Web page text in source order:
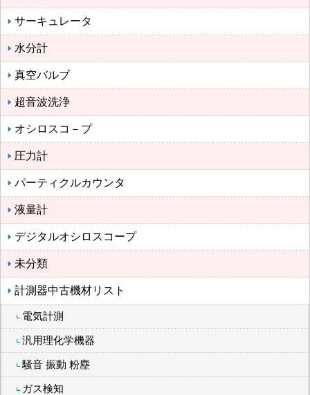
サーキュレータ
水分計
真空バルブ
超音波洗浄
オシロスコ－プ
圧力計
パーティクルカウンタ
液量計
デジタルオシロスコープ
未分類
計測器中古機材リスト
電気計測
汎用理化学機器
騒音 振動 粉塵
ガス検知